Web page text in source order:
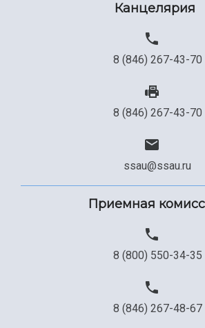
Канцелярия
8 (846) 267-43-70
8 (846) 267-43-70
ssau@ssau.ru
Приемная
8 (800) 550-34-35
8 (846) 267-48-67